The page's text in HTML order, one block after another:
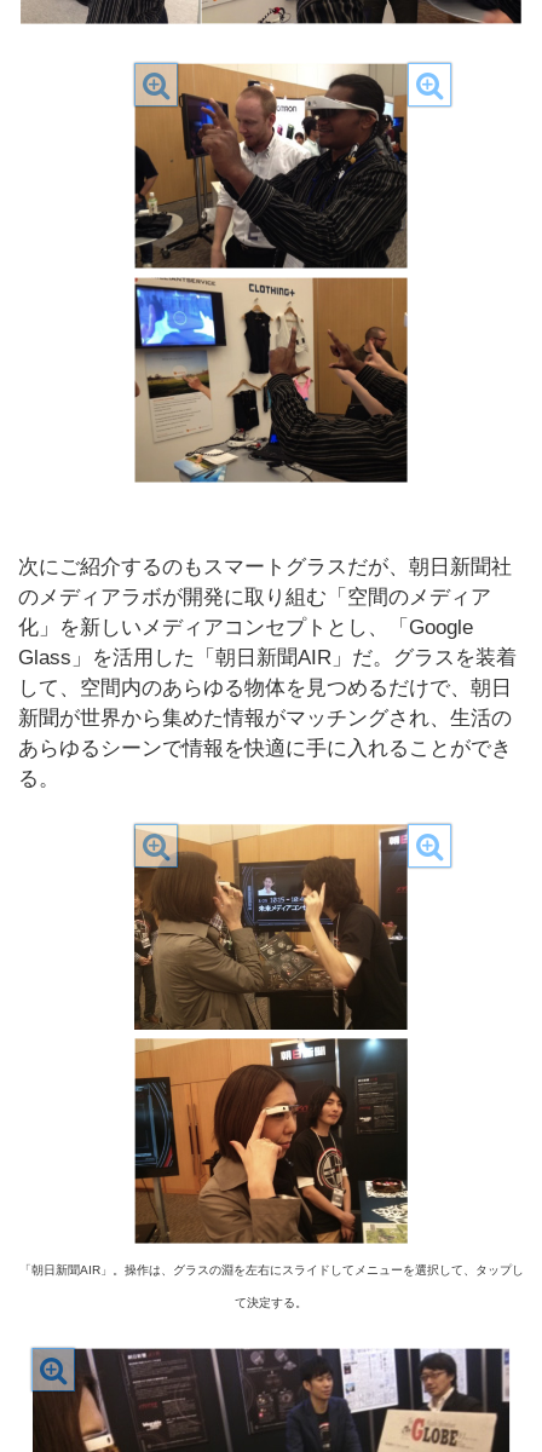
次にご紹介するのもスマートグラスだが、朝日新聞社
のメディアラボが開発に取り組む「空間のメディア
化」を新しいメディアコンセプトとし、「Google
Glass」を活用した「朝日新聞AIR」だ。グラスを装着
して、空間内のあらゆる物体を見つめるだけで、朝日
新聞が世界から集めた情報がマッチングされ、生活の
あらゆるシーンで情報を快適に手に入れることができ
る。
「朝日新聞AIR」。操作は、グラスの淵を左右にスライドしてメニューを選択して、タップし
て決定する。